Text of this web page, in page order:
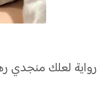
رواية لعلك منجدي